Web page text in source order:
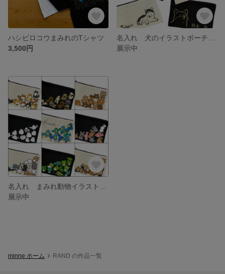
ハシビロコウまみれのTシャツ
3,500円
展示中
展示中
minne ホーム RAND の作品一覧